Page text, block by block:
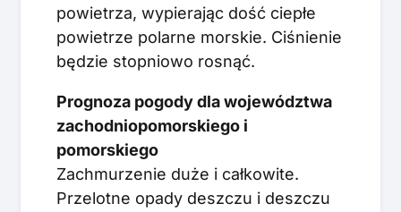
powietrza, wypierając dość ciepłe
powietrze polarne morskie. Ciśnienie
będzie stopniowo rosnąć.
Prognoza pogody dla województwa
zachodniopomorskiego i
pomorskiego
Zachmurzenie duże i całkowite.
Przelotne opady deszczu i deszczu